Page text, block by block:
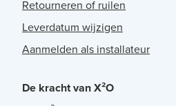
Retourneren of ruilen
Leverdatum wijzigen
Aanmelden als installateur
De kracht van X²O